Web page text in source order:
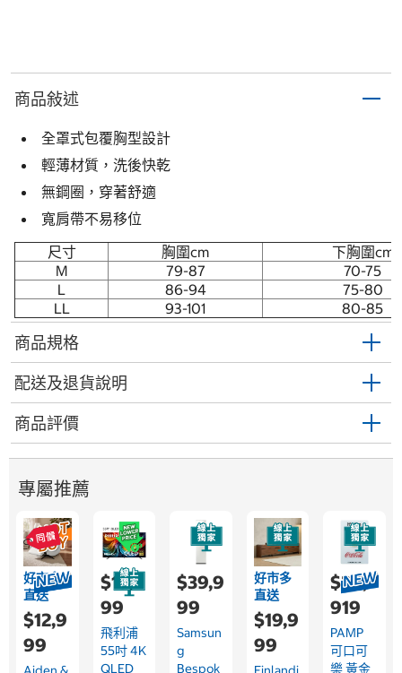
商品敍述
全罩式包覆胸型設計
輕薄材質，洗後快乾
無鋼圈，穿著舒適
寬肩帶不易移位
尺寸
胸圍cm
下胸圍cm
M
79-87
70-75
L
86-94
75-80
LL
93-101 80-85
商品規格
配送及退貨說明
商品評價
專屬推薦
好市多
直送
$12,9
99
$15,7
99
飛利浦
55吋 4K
QLED
$39,9
99
Samsun
G
Bespok
好市多
直送
$19,9
99
$24,
919
PAMP
可口可
樂 黃金